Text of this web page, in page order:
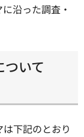
沿った調査・
いて
下記のとおり